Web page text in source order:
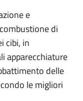
e
di
cibi, in
apparecchiature
delle
le migliori